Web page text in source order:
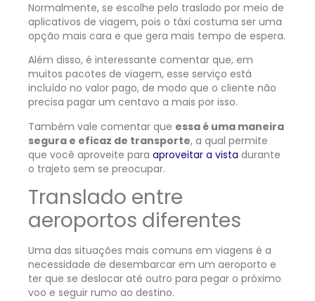
Normalmente, se escolhe pelo traslado por meio de
aplicativos de viagem, pois o táxi costuma ser uma
opção mais cara e que gera mais tempo de espera.
Além disso, é interessante comentar que, em
muitos pacotes de viagem, esse serviço está
incluído no valor pago, de modo que o cliente não
precisa pagar um centavo a mais por isso.
Também vale comentar que essa é uma maneira
segura e eficaz de transporte, a qual permite
que você aproveite para aproveitar a vista durante
o trajeto sem se preocupar.
Translado entre
aeroportos diferentes
Uma das situações mais comuns em viagens é a
necessidade de desembarcar em um aeroporto e
ter que se deslocar até outro para pegar o próximo
voo e seguir rumo ao destino.